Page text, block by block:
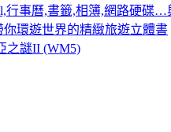
行事曆,書籤,相簿,網路硬碟…
你環遊世界的精緻旅遊立體書
之謎II (WM5)